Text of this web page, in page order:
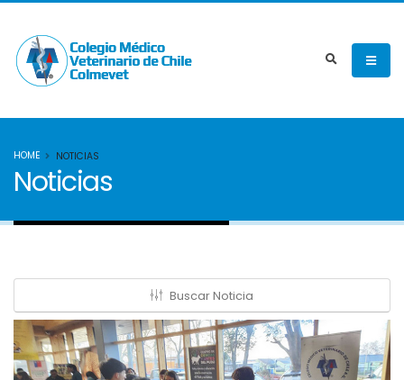
HOME NOTICIAS
Noticias
Buscar Noticia